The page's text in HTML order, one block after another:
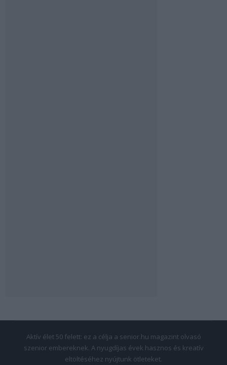
Aktív élet 50 felett: ez a célja a senior.hu magazint olvasó
szenior embereknek. A nyugdíjas évek hasznos és kreatív
eltöltéséhez nyújtunk ötleteket.